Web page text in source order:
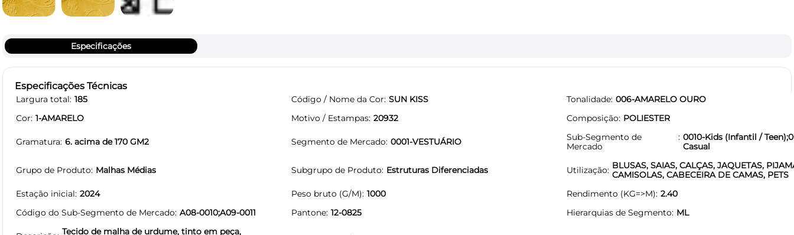
Especificações
Especificações Técnicas
Largura total 185 Código / Nome da Cor SUN KISS Tonalidade 006-AMARELO OURO
Cor 1-AMARELO Motivo / Estampas 20932 Composição POLIESTER
Gramatura 6. acima de 170 GM2 Segmento de Mercado 0001-VESTUÁRIO
Sub-Segmento de
Mercado
0010-Kids (Infantil /
Casual
Grupo de Produto Malhas Médias Subgrupo de Produto Estruturas Diferenciadas Utilização BLUSAS, SAIAS, CALÇAS, JAQUETAS,
CAMISOLAS, CABECEIRA DE CAMAS, PETS
Estação inicial 2024 Peso bruto (G/M) 1000 Rendimento (KG=>M) 2.40
Código do Sub-Segmento de Mercado A08-0010;A09-0011 Pantone 12-0825 Hierarquias de Segmento ML
Tecido de malha de urdume, tinto em peça,